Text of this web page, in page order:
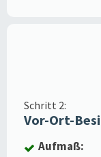
Schritt 2:
Vor-Ort-
Aufmaß: